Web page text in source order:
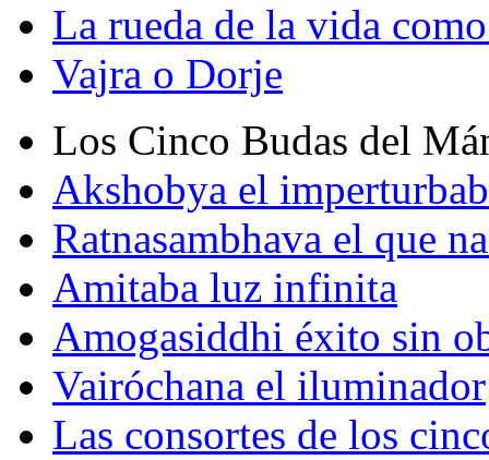
La rueda de la vida
Vajra o Dorje
Los Cinco Budas del
Akshobya el
Ratnasambhava el que
Amitaba luz infinita
Amogasiddhi éxito sin
Vairóchana el iluminador
Las consortes de los